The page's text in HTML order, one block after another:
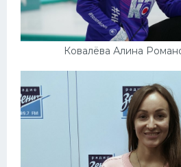
Ковалёва Алина